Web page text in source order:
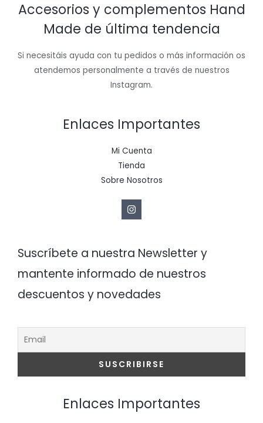
Accesorios y complementos Hand
Made de última tendencia
Si necesitáis ayuda con tu pedidos o más información os
atendemos personalmente a través de nuestros
Instagram.
Enlaces Importantes
Mi Cuenta
Tienda
Sobre Nosotros
Suscríbete a nuestra Newsletter y
mantente informado de nuestros
descuentos y novedades
Enlaces Importantes